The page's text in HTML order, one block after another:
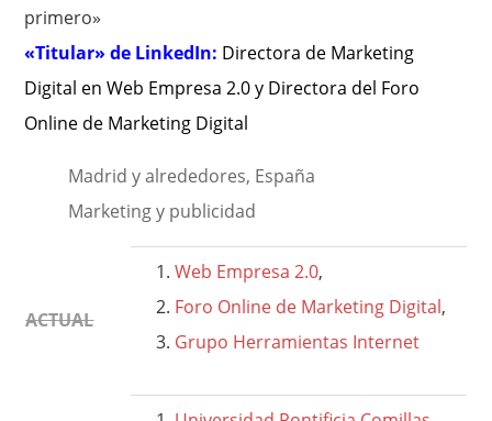
primero»
«Titular» de LinkedIn: Directora de Marketing
Digital en Web Empresa 2.0 y Directora del Foro
Online de Marketing Digital
Madrid y alrededores, España
Marketing y publicidad
ACTUAL
Web Empresa 2.0,
Foro Online de Marketing Digital,
Grupo Herramientas Internet